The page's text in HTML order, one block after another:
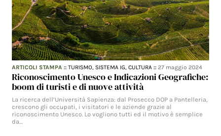
ARTICOLI STAMPA ::TURISMO, SISTEMA IG,CULTURA ::27 maggio 2024
Riconoscimento Unesco e Indicazioni Geografiche:
boom di turisti e di nuove attività
La ricerca dell’Università Sapienza: dal Prosecco DOP a Pantelleria,
crescono gli occupati, i visitatori e le aziende grazie al
riconoscimento Unesco. Lo vogliono tutti ed il motivo è semplice
da…